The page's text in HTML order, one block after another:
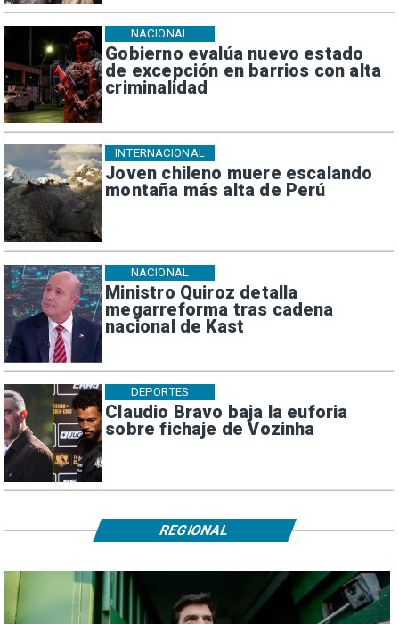
Gobierno evalúa nuevo estado
de excepción en barrios con alta
criminalidad
NACIONAL
Joven chileno muere escalando
montaña más alta de Perú
INTERNACIONAL
Ministro Quiroz detalla
megarreforma tras cadena
nacional de Kast
NACIONAL
Claudio Bravo baja la euforia
sobre fichaje de Vozinha
DEPORTES
REGIONAL